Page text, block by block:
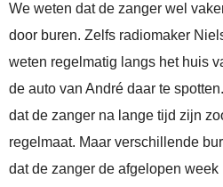
We weten dat de zanger wel
door buren. Zelfs radiomaker
weten regelmatig langs het huis
de auto van André daar te
dat de zanger na lange tijd zijn
regelmaat. Maar verschillende
dat de zanger de afgelopen